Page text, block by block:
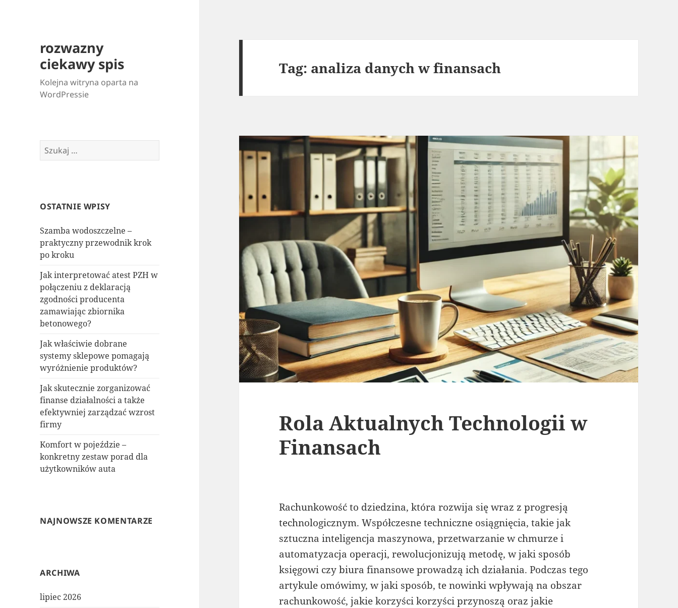
rozwazny
ciekawy spis
Kolejna witryna oparta na
WordPressie
Szukaj:
OSTATNIE WPISY
Szamba wodoszczelne –
praktyczny przewodnik krok
po kroku
Jak interpretować atest PZH w
połączeniu z deklaracją
zgodności producenta
zamawiając zbiornika
betonowego?
Jak właściwie dobrane
systemy sklepowe pomagają
wyróżnienie produktów?
Jak skutecznie zorganizować
finanse działalności a także
efektywniej zarządzać wzrost
firmy
Komfort w pojeździe –
konkretny zestaw porad dla
użytkowników auta
NAJNOWSZE KOMENTARZE
ARCHIWA
lipiec 2026
Tag: analiza danych w finansach
Rola Aktualnych Technologii w
Finansach
Rachunkowość to dziedzina, która rozwija się wraz z progresją
technologicznym. Współczesne techniczne osiągnięcia, takie jak
sztuczna inteligencja maszynowa, przetwarzanie w chmurze i
automatyzacja operacji, rewolucjonizują metodę, w jaki sposób
księgowi czy biura finansowe prowadzą ich działania. Podczas tego
artykule omówimy, w jaki sposób, te nowinki wpływają na obszar
rachunkowość, jakie korzyści korzyści przynoszą oraz jakie